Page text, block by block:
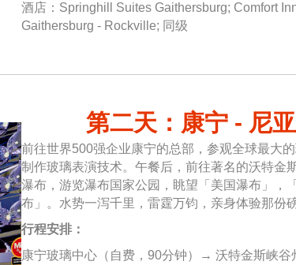
酒店：Springhill Suites Gaithersburg; Comfort
Gaithersburg - Rockville; 同级
第二天：康宁 - 尼
前往世界500强企业康宁的总部，参观全球最大
制作玻璃表演技术。午餐后，前往著名的沃特金
瀑布，游览瀑布国家公园，眺望「美国瀑布」，
布」。水势一泻千里，雷霆万钧，亲身体验那份
行程安排：
康宁玻璃中心（自费，90分钟）→ 沃特金斯峡谷